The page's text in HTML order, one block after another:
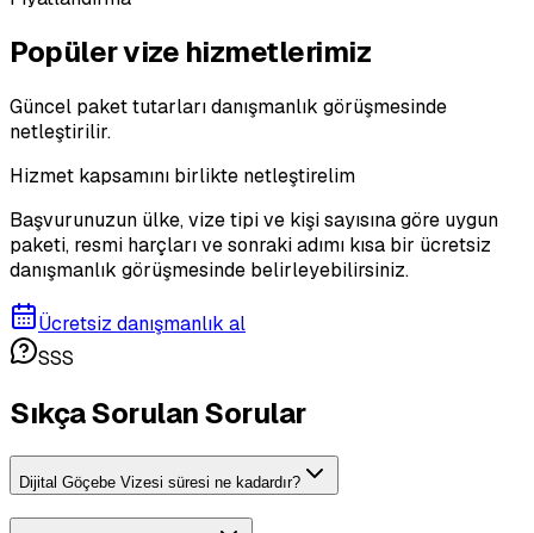
Popüler vize hizmetlerimiz
Güncel paket tutarları danışmanlık görüşmesinde
netleştirilir.
Hizmet kapsamını birlikte netleştirelim
Başvurunuzun ülke, vize tipi ve kişi sayısına göre uygun
paketi, resmi harçları ve sonraki adımı kısa bir ücretsiz
danışmanlık görüşmesinde belirleyebilirsiniz.
Ücretsiz danışmanlık al
SSS
Sıkça Sorulan Sorular
Dijital Göçebe Vizesi süresi ne kadardır?